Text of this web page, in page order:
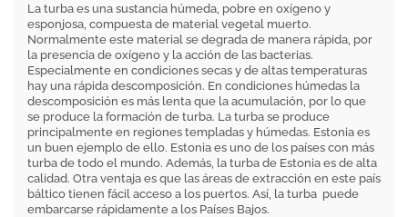
La turba es una sustancia húmeda, pobre en oxígeno y
esponjosa, compuesta de material vegetal muerto.
Normalmente este material se degrada de manera rápida, por
la presencia de oxígeno y la acción de las bacterias.
Especialmente en condiciones secas y de altas temperaturas
hay una rápida descomposición. En condiciones húmedas la
descomposición es más lenta que la acumulación, por lo que
se produce la formación de turba. La turba se produce
principalmente en regiones templadas y húmedas. Estonia es
un buen ejemplo de ello. Estonia es uno de los países con más
turba de todo el mundo. Además, la turba de Estonia es de alta
calidad. Otra ventaja es que las áreas de extracción en este país
báltico tienen fácil acceso a los puertos. Así, la turba puede
embarcarse rápidamente a los Países Bajos.